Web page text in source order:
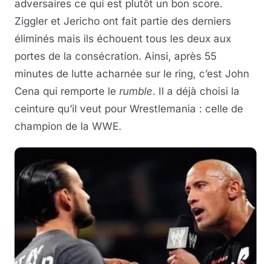
adversaires ce qui est plutôt un bon score.
Ziggler et Jericho ont fait partie des derniers
éliminés mais ils échouent tous les deux aux
portes de la consécration. Ainsi, après 55
minutes de lutte acharnée sur le ring, c’est John
Cena qui remporte le rumble. Il a déjà choisi la
ceinture qu’il veut pour Wrestlemania : celle de
champion de la WWE.